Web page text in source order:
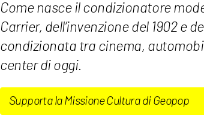
Come nasce il condizionatore
Carrier, dell’invenzione del 1902 e
condizionata tra cinema,
center di oggi.
Supporta la Missione Cultura di Geopop